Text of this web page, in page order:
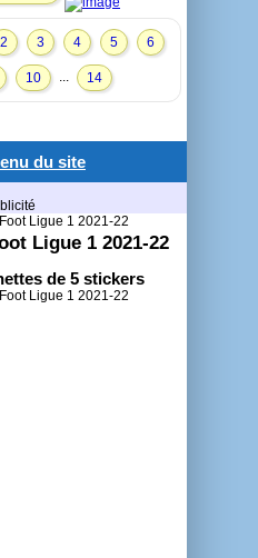
2 3 4 5 6
10 ... 14
du site
Ligue 1 2021-22
de 5 stickers